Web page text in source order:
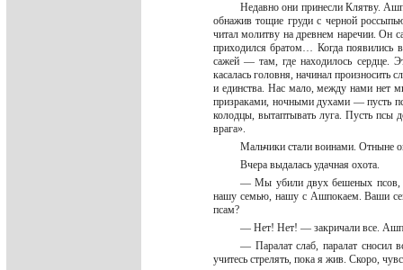
Недавно они принесли Клятву.
обнажив тощие груди с черной
читал молитву на древнем наречии. Он
приходился братом… Когда появились
сажей — там, где находилось сердце.
касалась головня, начинал
и единства. Нас мало, между нами нет
призраками, ночными духами — пусть
колодцы, вытаптывать луга. Пусть псы
врага».
Мальчики стали воинами. Отныне
Вчера выдалась удачная охота.
— Мы убили двух бешеных псов,
нашу семью, нашу с Ашпокаем. Ваши
псам?
— Нет! Нет! — закричали все.
— Паралат слаб, паралат
учитесь стрелять, пока я жив. Скоро,